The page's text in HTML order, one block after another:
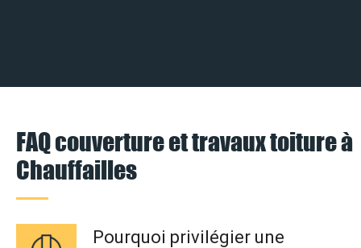
FAQ couverture et travaux toiture à
Chauffailles
Pourquoi privilégier une